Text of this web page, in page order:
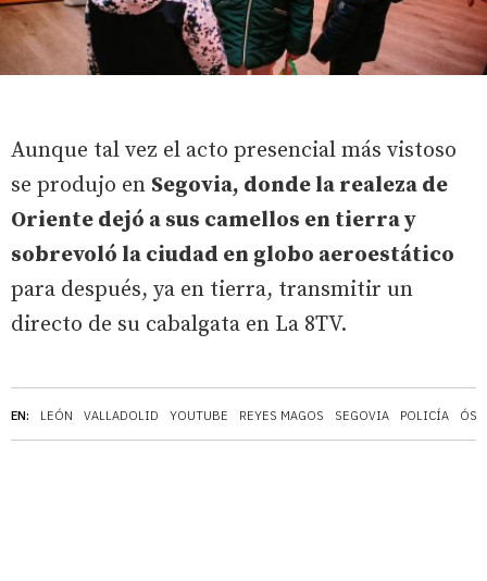
EN: LEÓN VALLADOLID YOUTUBE REYES MAGOS SEGOVIA POLICÍA
Aunque tal vez el acto presencial más vistoso
se produjo en Segovia, donde la realeza de
Oriente dejó a sus camellos en tierra y
sobrevoló la ciudad en globo aeroestático
para después, ya en tierra, transmitir un
directo de su cabalgata en La 8TV.